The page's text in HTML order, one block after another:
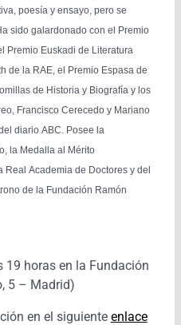
poesía y ensayo, pero se
sido galardonado con el Premio
Premio Euskadi de Literatura
de la RAE, el Premio Espasa de
de Historia y Biografía y los
Francisco Cerecedo y Mariano
diario ABC. Posee la
la Medalla al Mérito
Real Academia de Doctores y del
de la Fundación Ramón
19 horas en la Fundación
5 – Madrid)
en el siguiente enlace